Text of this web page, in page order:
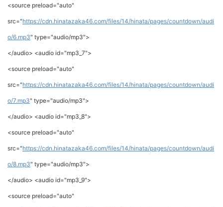
<source preload="auto"
src="https://cdn.hinatazaka46.com/files/14/hinata/pages/countdown/audi
o/6.mp3" type="audio/mp3">
</audio> <audio id="mp3_7">
<source preload="auto"
src="https://cdn.hinatazaka46.com/files/14/hinata/pages/countdown/audi
o/7.mp3" type="audio/mp3">
</audio> <audio id="mp3_8">
<source preload="auto"
src="https://cdn.hinatazaka46.com/files/14/hinata/pages/countdown/audi
o/8.mp3" type="audio/mp3">
</audio> <audio id="mp3_9">
<source preload="auto"